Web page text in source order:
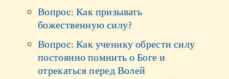
Вопрос: Как призывать
божественную силу?
Вопрос: Как ученику обрести силу
постоянно помнить о Боге и
отрекаться перед Волей